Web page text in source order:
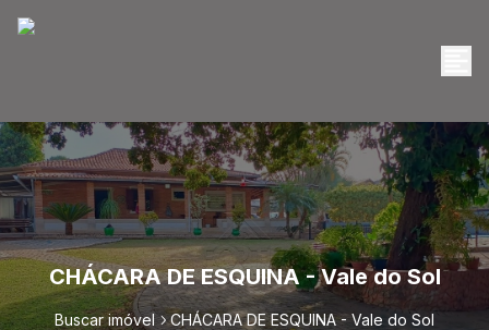
CHÁCARA DE ESQUINA - Vale do Sol
Buscar imóvel CHÁCARA DE ESQUINA - Vale do Sol